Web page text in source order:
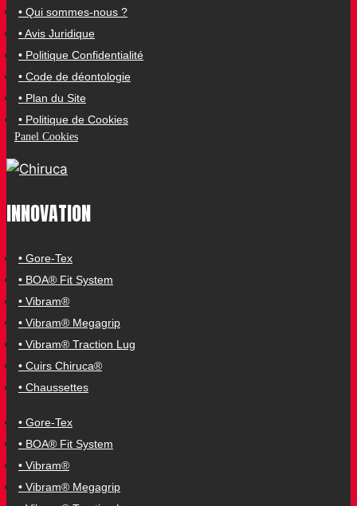
• Qui sommes-nous ?
• Avis Juridique
• Politique Confidentialité
• Code de déontologie
• Plan du Site
• Politique de Cookies
Panel Cookies
INNOVATION
• Gore-Tex
• BOA® Fit System
• Vibram®
• Vibram® Megagrip
• Vibram® Traction Lug
• Cuirs Chiruca®
• Chaussettes
• Gore-Tex
• BOA® Fit System
• Vibram®
• Vibram® Megagrip